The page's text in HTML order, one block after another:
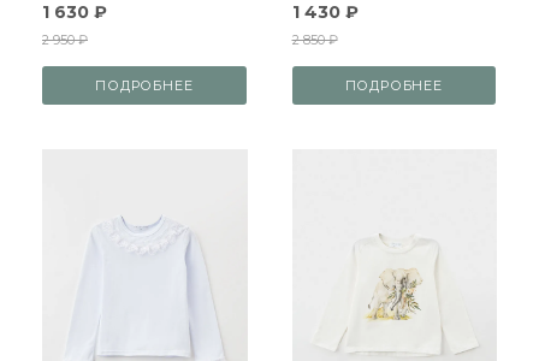
1 630 ₽
2 950 ₽
ПОДРОБНЕЕ
1 430 ₽
2 850 ₽
ПОДРОБНЕЕ